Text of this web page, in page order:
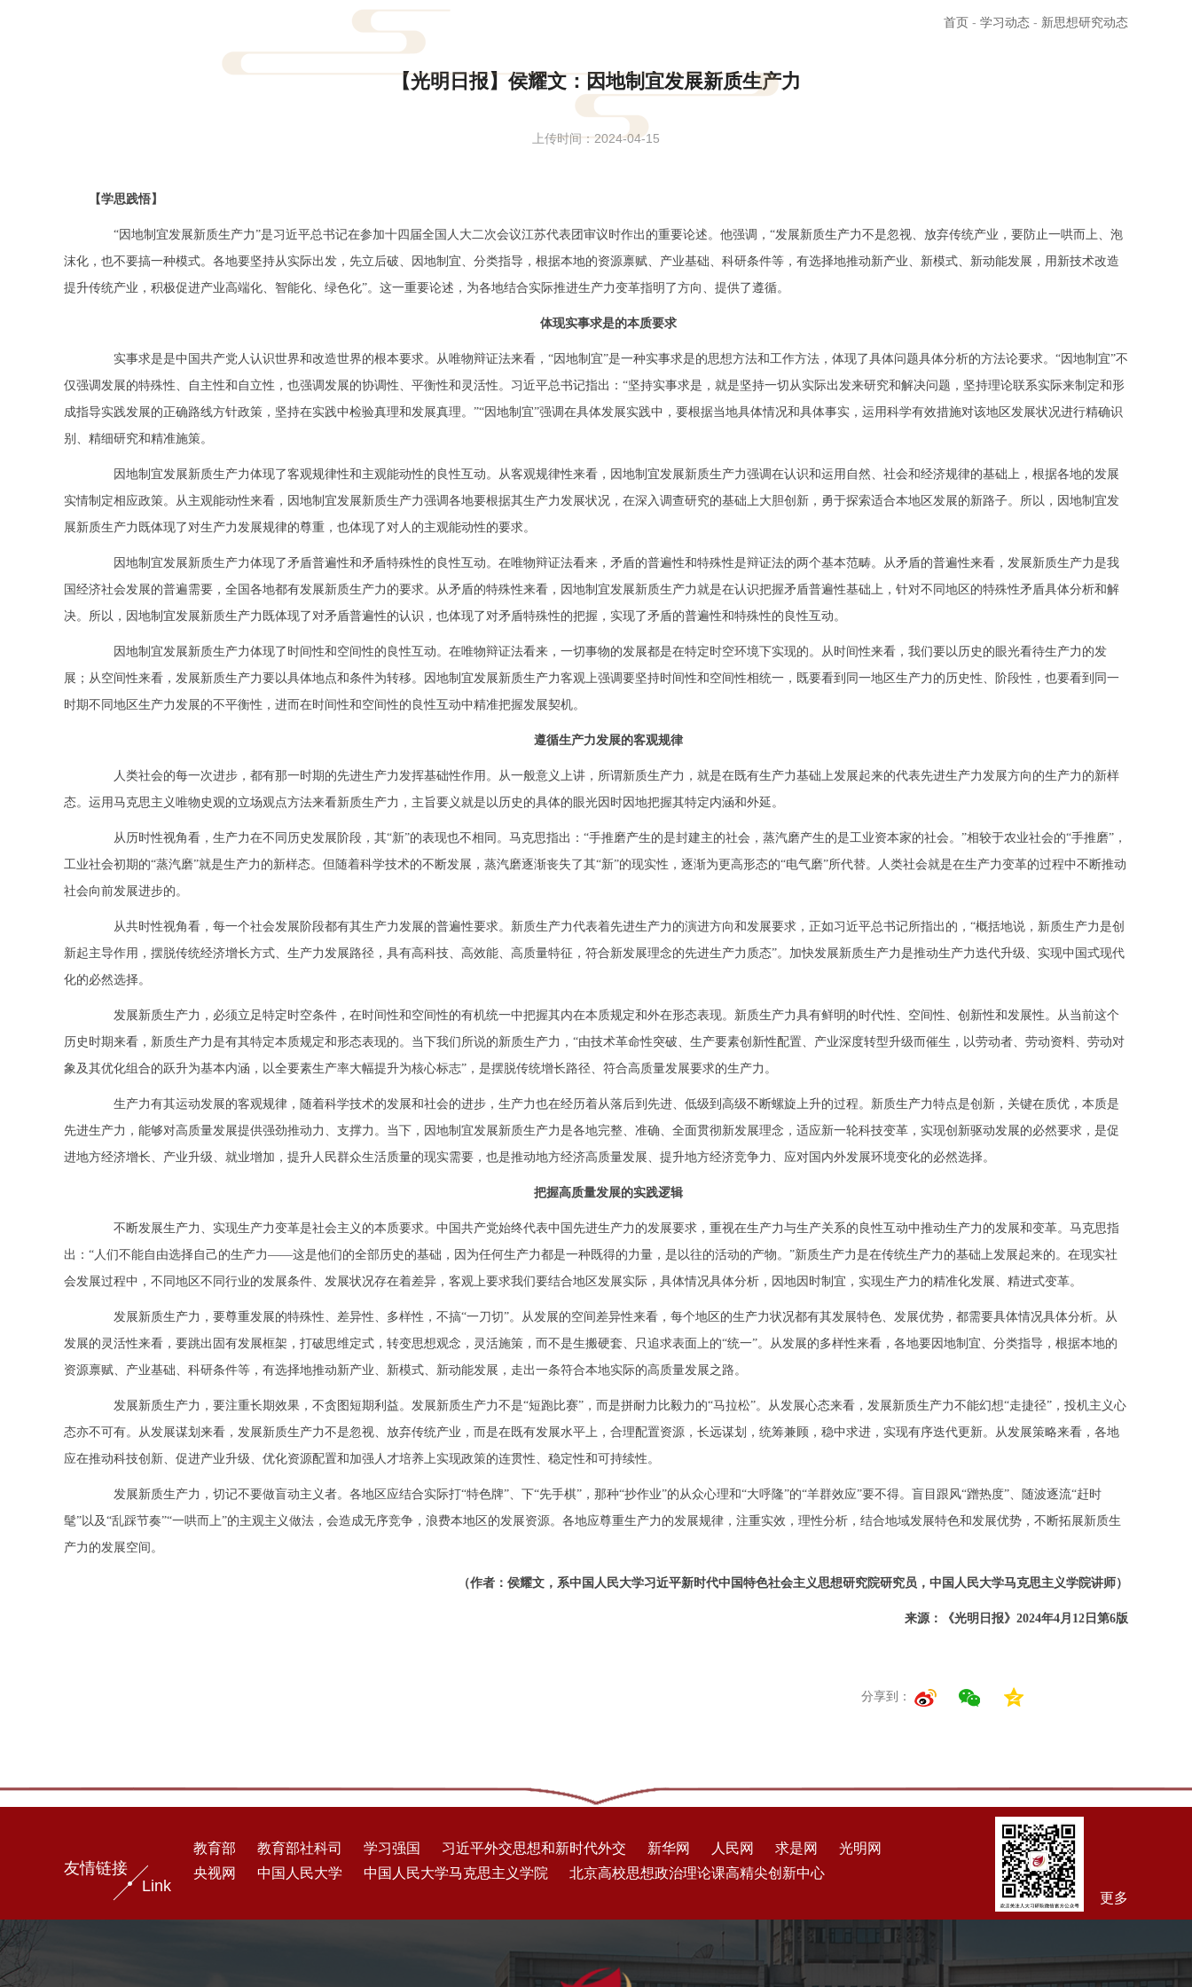
首页 - 学习动态 - 新思想研究动态
【光明日报】侯耀文：因地制宜发展新质生产力
上传时间：2024-04-15
【学思践悟】
“因地制宜发展新质生产力”是习近平总书记在参加十四届全国人大二次会议江苏代表团审议时作出的重要论述。他强调，“发展新质生产力不是忽视、放弃传统产业，要防止一哄而上、泡
沫化，也不要搞一种模式。各地要坚持从实际出发，先立后破、因地制宜、分类指导，根据本地的资源禀赋、产业基础、科研条件等，有选择地推动新产业、新模式、新动能发展，用新技术改造
提升传统产业，积极促进产业高端化、智能化、绿色化”。这一重要论述，为各地结合实际推进生产力变革指明了方向、提供了遵循。
体现实事求是的本质要求
实事求是是中国共产党人认识世界和改造世界的根本要求。从唯物辩证法来看，“因地制宜”是一种实事求是的思想方法和工作方法，体现了具体问题具体分析的方法论要求。“因地制宜”不
仅强调发展的特殊性、自主性和自立性，也强调发展的协调性、平衡性和灵活性。习近平总书记指出：“坚持实事求是，就是坚持一切从实际出发来研究和解决问题，坚持理论联系实际来制定和形
成指导实践发展的正确路线方针政策，坚持在实践中检验真理和发展真理。”“因地制宜”强调在具体发展实践中，要根据当地具体情况和具体事实，运用科学有效措施对该地区发展状况进行精确识
别、精细研究和精准施策。
因地制宜发展新质生产力体现了客观规律性和主观能动性的良性互动。从客观规律性来看，因地制宜发展新质生产力强调在认识和运用自然、社会和经济规律的基础上，根据各地的发展
实情制定相应政策。从主观能动性来看，因地制宜发展新质生产力强调各地要根据其生产力发展状况，在深入调查研究的基础上大胆创新，勇于探索适合本地区发展的新路子。所以，因地制宜发
展新质生产力既体现了对生产力发展规律的尊重，也体现了对人的主观能动性的要求。
因地制宜发展新质生产力体现了矛盾普遍性和矛盾特殊性的良性互动。在唯物辩证法看来，矛盾的普遍性和特殊性是辩证法的两个基本范畴。从矛盾的普遍性来看，发展新质生产力是我
国经济社会发展的普遍需要，全国各地都有发展新质生产力的要求。从矛盾的特殊性来看，因地制宜发展新质生产力就是在认识把握矛盾普遍性基础上，针对不同地区的特殊性矛盾具体分析和解
决。所以，因地制宜发展新质生产力既体现了对矛盾普遍性的认识，也体现了对矛盾特殊性的把握，实现了矛盾的普遍性和特殊性的良性互动。
因地制宜发展新质生产力体现了时间性和空间性的良性互动。在唯物辩证法看来，一切事物的发展都是在特定时空环境下实现的。从时间性来看，我们要以历史的眼光看待生产力的发
展；从空间性来看，发展新质生产力要以具体地点和条件为转移。因地制宜发展新质生产力客观上强调要坚持时间性和空间性相统一，既要看到同一地区生产力的历史性、阶段性，也要看到同一
时期不同地区生产力发展的不平衡性，进而在时间性和空间性的良性互动中精准把握发展契机。
遵循生产力发展的客观规律
人类社会的每一次进步，都有那一时期的先进生产力发挥基础性作用。从一般意义上讲，所谓新质生产力，就是在既有生产力基础上发展起来的代表先进生产力发展方向的生产力的新样
态。运用马克思主义唯物史观的立场观点方法来看新质生产力，主旨要义就是以历史的具体的眼光因时因地把握其特定内涵和外延。
从历时性视角看，生产力在不同历史发展阶段，其“新”的表现也不相同。马克思指出：“手推磨产生的是封建主的社会，蒸汽磨产生的是工业资本家的社会。”相较于农业社会的“手推磨”，
工业社会初期的“蒸汽磨”就是生产力的新样态。但随着科学技术的不断发展，蒸汽磨逐渐丧失了其“新”的现实性，逐渐为更高形态的“电气磨”所代替。人类社会就是在生产力变革的过程中不断推动
社会向前发展进步的。
从共时性视角看，每一个社会发展阶段都有其生产力发展的普遍性要求。新质生产力代表着先进生产力的演进方向和发展要求，正如习近平总书记所指出的，“概括地说，新质生产力是创
新起主导作用，摆脱传统经济增长方式、生产力发展路径，具有高科技、高效能、高质量特征，符合新发展理念的先进生产力质态”。加快发展新质生产力是推动生产力迭代升级、实现中国式现代
化的必然选择。
发展新质生产力，必须立足特定时空条件，在时间性和空间性的有机统一中把握其内在本质规定和外在形态表现。新质生产力具有鲜明的时代性、空间性、创新性和发展性。从当前这个
历史时期来看，新质生产力是有其特定本质规定和形态表现的。当下我们所说的新质生产力，“由技术革命性突破、生产要素创新性配置、产业深度转型升级而催生，以劳动者、劳动资料、劳动对
象及其优化组合的跃升为基本内涵，以全要素生产率大幅提升为核心标志”，是摆脱传统增长路径、符合高质量发展要求的生产力。
生产力有其运动发展的客观规律，随着科学技术的发展和社会的进步，生产力也在经历着从落后到先进、低级到高级不断螺旋上升的过程。新质生产力特点是创新，关键在质优，本质是
先进生产力，能够对高质量发展提供强劲推动力、支撑力。当下，因地制宜发展新质生产力是各地完整、准确、全面贯彻新发展理念，适应新一轮科技变革，实现创新驱动发展的必然要求，是促
进地方经济增长、产业升级、就业增加，提升人民群众生活质量的现实需要，也是推动地方经济高质量发展、提升地方经济竞争力、应对国内外发展环境变化的必然选择。
把握高质量发展的实践逻辑
不断发展生产力、实现生产力变革是社会主义的本质要求。中国共产党始终代表中国先进生产力的发展要求，重视在生产力与生产关系的良性互动中推动生产力的发展和变革。马克思指
出：“人们不能自由选择自己的生产力——这是他们的全部历史的基础，因为任何生产力都是一种既得的力量，是以往的活动的产物。”新质生产力是在传统生产力的基础上发展起来的。在现实社
会发展过程中，不同地区不同行业的发展条件、发展状况存在着差异，客观上要求我们要结合地区发展实际，具体情况具体分析，因地因时制宜，实现生产力的精准化发展、精进式变革。
发展新质生产力，要尊重发展的特殊性、差异性、多样性，不搞“一刀切”。从发展的空间差异性来看，每个地区的生产力状况都有其发展特色、发展优势，都需要具体情况具体分析。从
发展的灵活性来看，要跳出固有发展框架，打破思维定式，转变思想观念，灵活施策，而不是生搬硬套、只追求表面上的“统一”。从发展的多样性来看，各地要因地制宜、分类指导，根据本地的
资源禀赋、产业基础、科研条件等，有选择地推动新产业、新模式、新动能发展，走出一条符合本地实际的高质量发展之路。
发展新质生产力，要注重长期效果，不贪图短期利益。发展新质生产力不是“短跑比赛”，而是拼耐力比毅力的“马拉松”。从发展心态来看，发展新质生产力不能幻想“走捷径”，投机主义心
态亦不可有。从发展谋划来看，发展新质生产力不是忽视、放弃传统产业，而是在既有发展水平上，合理配置资源，长远谋划，统筹兼顾，稳中求进，实现有序迭代更新。从发展策略来看，各地
应在推动科技创新、促进产业升级、优化资源配置和加强人才培养上实现政策的连贯性、稳定性和可持续性。
发展新质生产力，切记不要做盲动主义者。各地区应结合实际打“特色牌”、下“先手棋”，那种“抄作业”的从众心理和“大呼隆”的“羊群效应”要不得。盲目跟风“蹭热度”、随波逐流“赶时
髦”以及“乱踩节奏”“一哄而上”的主观主义做法，会造成无序竞争，浪费本地区的发展资源。各地应尊重生产力的发展规律，注重实效，理性分析，结合地域发展特色和发展优势，不断拓展新质生
产力的发展空间。
（作者：侯耀文，系中国人民大学习近平新时代中国特色社会主义思想研究院研究员，中国人民大学马克思主义学院讲师）
来源：《光明日报》2024年4月12日第6版
分享到：
友情链接
Link
教育部 教育部社科司 学习强国 习近平外交思想和新时代外交 新华网 人民网 求是网
光明网
央视网
中国人民大学 中国人民大学马克思主义学院
北京高校思想政治理论课高精尖创新中心
更多